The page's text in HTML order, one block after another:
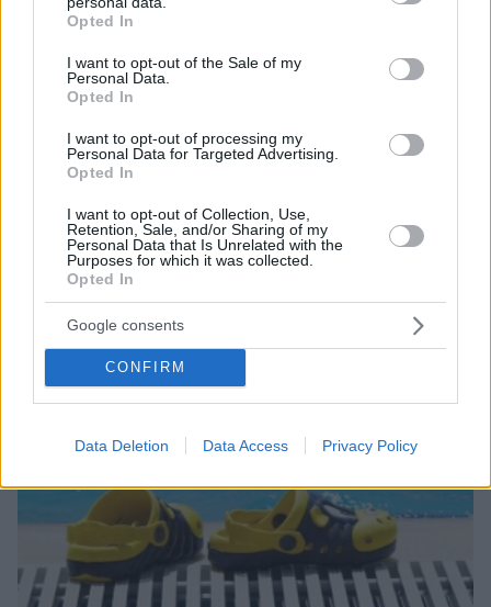
grant or deny consent to Google and its third-party tags to
use your data for below specified purposes in below Google
consent section.
Opted In
I want to opt-out of the Sale of my
Personal Data.
Opted In
I want to opt-out of processing my
Personal Data for Targeted Advertising.
Opted In
I want to opt-out of Collection, Use,
Retention, Sale, and/or Sharing of my
Personal Data that Is Unrelated with the
Purposes for which it was collected.
Opted In
Google consents
CONFIRM
Data Deletion Data Access Privacy Policy
ΔΕΙΤΕ ΟΛΕΣ ΤΙΣ ΕΙΔΗΣΕΙΣ
ΤΑ ΠΙΟ ΔΗΜΟΦΙΛΗ